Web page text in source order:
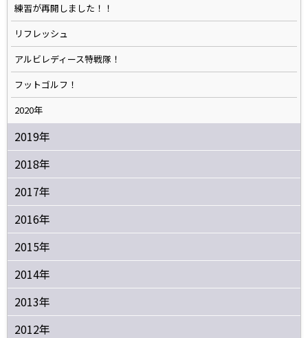
練習が再開しました！！
リフレッシュ
アルビレディース特戦隊！
フットゴルフ！
2020年
2019年
2018年
2017年
2016年
2015年
2014年
2013年
2012年